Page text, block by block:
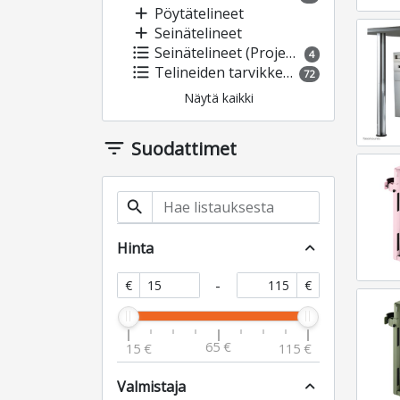
add Pöytätelineet
add Seinätelineet
format_list_bulleted Seinätelineet (Projektorit) 4
format_list_bulleted Telineiden tarvikkeet 72
Näytä kaikki
filter_list Suodattimet
search
Hinta expand_less
€ - €
15 € 65 € 115 €
Valmistaja expand_less